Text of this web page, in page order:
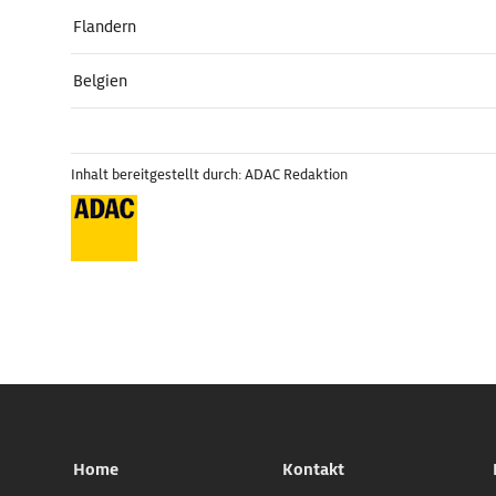
Flandern
Belgien
Inhalt bereitgestellt durch: ADAC Redaktion
Home Kontakt